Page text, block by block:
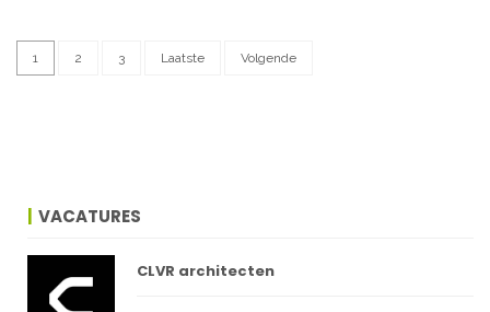
1 2 3 Laatste Volgende
VACATURES
CLVR architecten